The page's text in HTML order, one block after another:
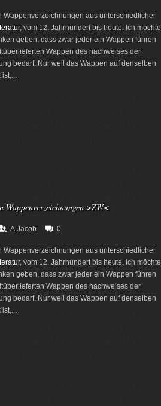
Wappenverzeichnungen aus unterschiedlicher
, vom 12. Jahrhundert bis heute. Ich möchte
geben, dass zwar jeder ein Wappen führen
Wappen des nachweises der
bedarf. Nur weil das Wappen auf denselben
Wappenverzeichnungen >ZW<
A.Jacob 0
Wappenverzeichnungen aus unterschiedlicher
, vom 12. Jahrhundert bis heute. Ich möchte
geben, dass zwar jeder ein Wappen führen
Wappen des nachweises der
bedarf. Nur weil das Wappen auf denselben